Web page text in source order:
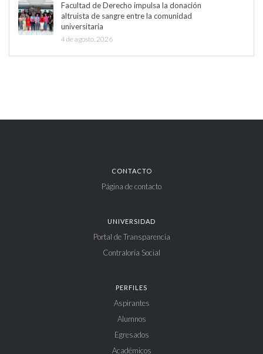
Facultad de Derecho impulsa la donación
altruista de sangre entre la comunidad
universitaria
4 de agosto, 2026
CONTACTO
Página de contacto
UNIVERSIDAD
Portal de Transparencia
Contraloría Social
PERFILES
Aspirantes
Alumnos
Egresados
Académicos